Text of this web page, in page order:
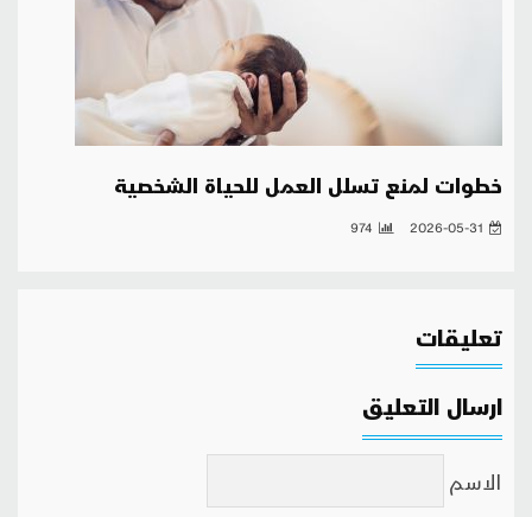
خطوات لمنع تسلل العمل للحياة الشخصية
2026-05-31
974
تعليقات
ارسال التعليق
الاسم